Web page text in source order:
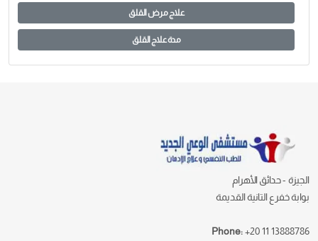
علاج مرض القلق
مدة علاج القلق
الجيزة - حدائق الأهرام
بوابة خفرع التانية القديمة
Phone:+20 11 13888786